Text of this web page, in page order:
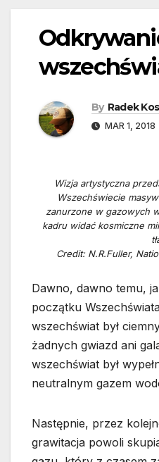
By Radek
MAR 1, 2018
Wizja artystyczna
Wszechświecie
zanurzone w gazowych
kadru widać kosmiczne
Credit: N.R.Fuller,
Dawno, dawno temu,
początku
wszechświat był
żadnych gwiazd ani
wszechświat był
neutralnym gazem
Następnie, przez
grawitacja powoli